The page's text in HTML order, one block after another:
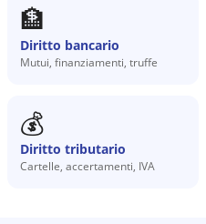
🏦
Diritto bancario
Mutui, finanziamenti, truffe
💰
Diritto tributario
Cartelle, accertamenti, IVA